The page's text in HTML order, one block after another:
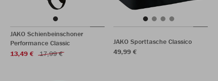
JAKO Schienbeinschoner
Performance Classic
13,49 €
17,99 €
JAKO Sporttasche Classico
49,99 €